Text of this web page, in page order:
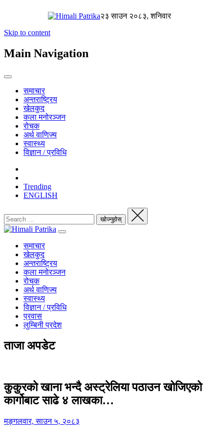
२३ साउन २०८३, शनिवार
Skip to content
Main Navigation
समाचार
अन्तराष्ट्रिय
खेलकुद
कला मनोरञ्जन
रोचक
अर्थ वाणिज्य
स्वास्थ्य
विज्ञान / प्रविधि
Trending
ENGLISH
समाचार
खेलकुद
अन्तराष्ट्रिय
कला मनोरञ्जन
रोचक
अर्थ वाणिज्य
स्वास्थ्य
विज्ञान / प्रविधि
प्रवास
लुम्बिनी प्रदेश
ताजा अपडेट
कुकुरको खाना भन्दै अस्ट्रेलिया पठाउन खोजिएको
कार्गोबाट साढे ४ लाखका…
मङ्गलवार, साउन ५, २०८३